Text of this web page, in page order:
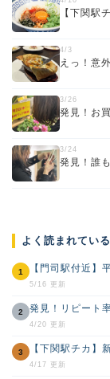
【下関駅
4/3
えっ！意
3/26
発見！お
3/24
発見！誰
よく読まれてい
1 【門司駅付近
5/16 更新
2 発見！リピート
4/20 更新
3 【下関駅チカ】
4/17 更新